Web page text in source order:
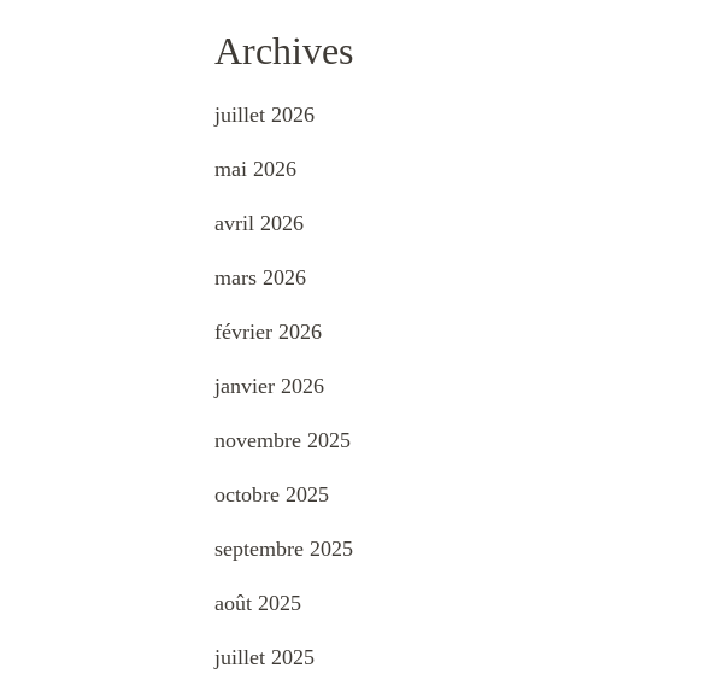
Archives
juillet 2026
mai 2026
avril 2026
mars 2026
février 2026
janvier 2026
novembre 2025
octobre 2025
septembre 2025
août 2025
juillet 2025